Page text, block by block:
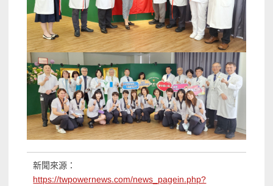
新聞來源：
https://twpowernews.com/news_pagein.php?